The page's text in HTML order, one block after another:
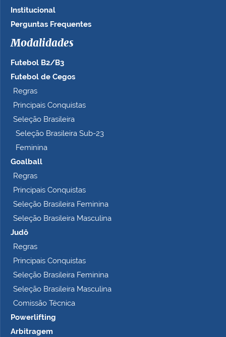
Institucional
Perguntas Frequentes
Modalidades
Futebol B2/B3
Futebol de Cegos
Regras
Principais Conquistas
Seleção Brasileira
Seleção Brasileira Sub-23
Feminina
Goalball
Regras
Principais Conquistas
Seleção Brasileira Feminina
Seleção Brasileira Masculina
Judô
Regras
Principais Conquistas
Seleção Brasileira Feminina
Seleção Brasileira Masculina
Comissão Técnica
Powerlifting
Arbitragem